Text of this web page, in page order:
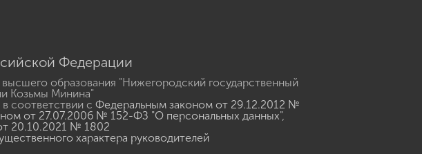
Федерации
образования "Нижегородский государственный
Козьмы Минина"
соответствии с Федеральным законом от 29.12.2012 №
от 27.07.2006 № 152-ФЗ "О персональных данных",
20.10.2021 № 1802
характера руководителей